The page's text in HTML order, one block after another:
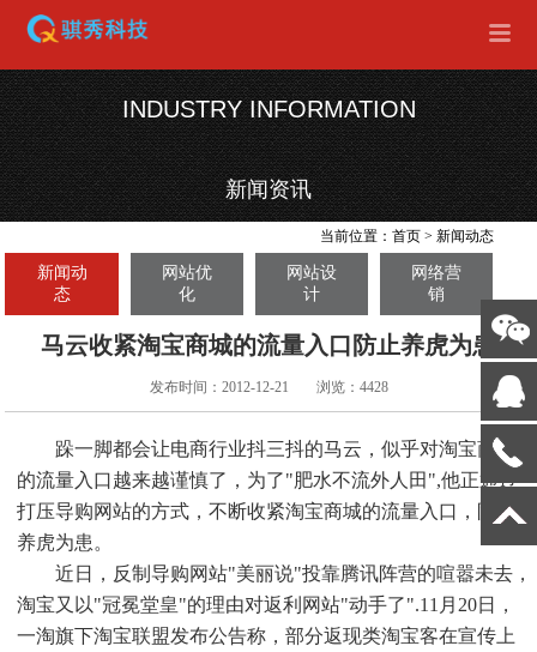
INDUSTRY INFORMATION
新闻资讯
当前位置：首页 >新闻动态
新闻动
态
网站优
化
网站设
计
网络营
销
马云收紧淘宝商城的流量入口防止养虎为患
发布时间：2012-12-21 浏览：4428
跺一脚都会让电商行业抖三抖的马云，似乎对淘宝商城
的流量入口越来越谨慎了，为了"肥水不流外人田",他正通过
打压导购网站的方式，不断收紧淘宝商城的流量入口，防止
养虎为患。
近日，反制导购网站"美丽说"投靠腾讯阵营的喧嚣未去，
淘宝又以"冠冕堂皇"的理由对返利网站"动手了".11月20日，
一淘旗下淘宝联盟发布公告称，部分返现类淘宝客在宣传上